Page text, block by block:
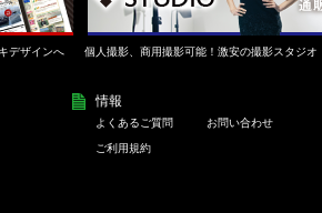
デザインへ 個人撮影、商用撮影可能！激安の撮影スタジオ
情報
よくあるご質問 お問い合わせ
ご利用規約